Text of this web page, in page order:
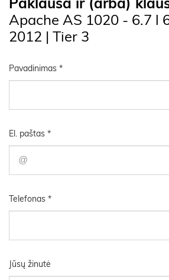
Apache AS 1020 - 6.7 l
2012 | Tier 3
Pavadinimas *
El. paštas *
Telefonas *
Jūsų žinutė